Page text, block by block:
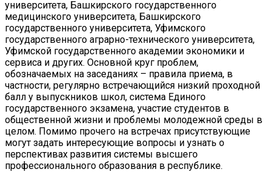
университета, Башкирского государственного
медицинского университета, Башкирского
государственного университета, Уфимского
государственного аграрно-технического университета,
Уфимской государственного академии экономики и
сервиса и других. Основной круг проблем,
обозначаемых на заседаниях – правила приема, в
частности, регулярно встречающийся низкий проходной
балл у выпускников школ, система Единого
государственного экзамена, участие студентов в
общественной жизни и проблемы молодежной среды в
целом. Помимо прочего на встречах присутствующие
могут задать интересующие вопросы и узнать о
перспективах развития системы высшего
профессионального образования в республике.